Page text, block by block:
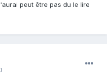
peut être pas du le lire